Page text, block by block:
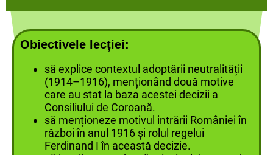
Obiectivele lecției:
să explice contextul adoptării neutralității
(1914–1916), menționând două motive
care au stat la baza acestei decizii a
Consiliului de Coroană.
să menționeze motivul intrării României în
război în anul 1916 și rolul regelui
Ferdinand I în această decizie.